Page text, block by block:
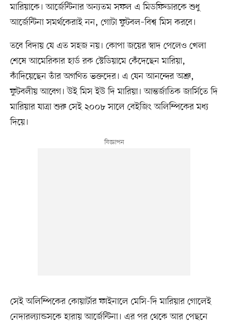
মারিয়াকে। আর্জেন্টিনার অন্যতম সফল এ মিডফিল্ডারকে শুধু
আর্জেন্টিনা সমর্থকেরাই নন, গোটা ফুটবল–বিশ্ব মিস করবে।
তবে বিদায় যে এত সহজ নয়। কোপা জয়ের স্বাদ পেলেও খেলা
শেষে আমেরিকার হার্ড রক স্টেডিয়ামে কেঁদেছেন মারিয়া,
কাঁদিয়েছেন তাঁর অগণিত ভক্তদের। এ যেন আনন্দের অশ্রু,
ফুটবলীয় আবেগ। উই মিস ইউ দি মারিয়া। আন্তর্জাতিক জার্সিতে দি
মারিয়ার যাত্রা শুরু সেই ২০০৮ সালে বেইজিং অলিম্পিকের মধ্য
দিয়ে।
সেই অলিম্পিকের কোয়ার্টার ফাইনালে মেসি-দি মারিয়ার গোলেই
নেদারল্যান্ডসকে হারায় আর্জেন্টিনা। এর পর থেকে আর পেছনে